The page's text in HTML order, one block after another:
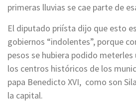
primeras lluvias se cae parte de
El diputado priísta dijo que esto
gobiernos “indolentes”, porque
pesos se hubiera podido meterles
los centros históricos de los
papa Benedicto XVI, como son
la capital.